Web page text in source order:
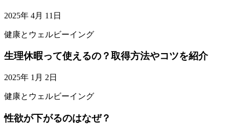
2025年 4月 11日
健康とウェルビーイング
生理休暇って使えるの？取得方法やコツを紹介
2025年 1月 2日
健康とウェルビーイング
性欲が下がるのはなぜ？